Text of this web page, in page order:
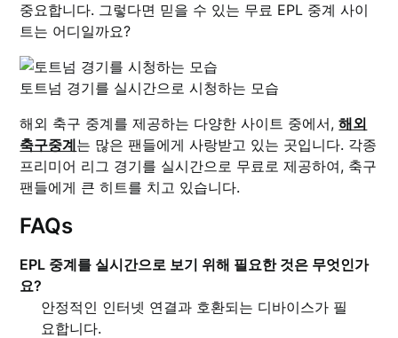
중요합니다. 그렇다면 믿을 수 있는 무료 EPL 중계 사이
트는 어디일까요?
토트넘 경기를 실시간으로 시청하는 모습
해외 축구 중계를 제공하는 다양한 사이트 중에서,해외
축구중계는 많은 팬들에게 사랑받고 있는 곳입니다. 각종
프리미어 리그 경기를 실시간으로 무료로 제공하여, 축구
팬들에게 큰 히트를 치고 있습니다.
FAQs
EPL 중계를 실시간으로 보기 위해 필요한 것은 무엇인가
요?
안정적인 인터넷 연결과 호환되는 디바이스가 필
요합니다.